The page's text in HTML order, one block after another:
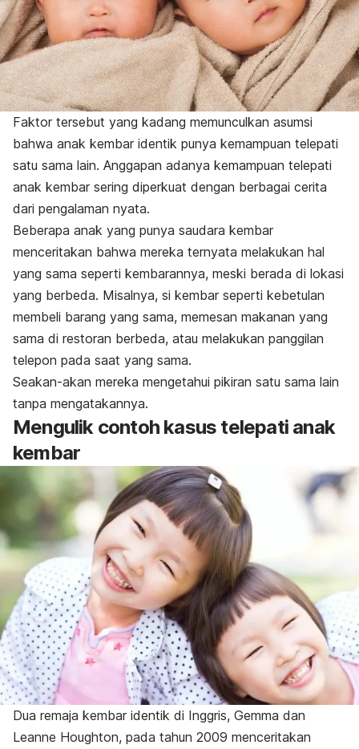
Faktor tersebut yang kadang memunculkan asumsi
bahwa anak kembar identik punya kemampuan telepati
satu sama lain. Anggapan adanya kemampuan telepati
anak kembar sering diperkuat dengan berbagai cerita
dari pengalaman nyata.
Beberapa anak yang punya saudara kembar
menceritakan bahwa mereka ternyata melakukan hal
yang sama seperti kembarannya, meski berada di lokasi
yang berbeda. Misalnya, si kembar seperti kebetulan
membeli barang yang sama, memesan makanan yang
sama di restoran berbeda, atau melakukan panggilan
telepon pada saat yang sama.
Seakan-akan mereka mengetahui pikiran satu sama lain
tanpa mengatakannya.
Mengulik contoh kasus telepati anak
kembar
Dua remaja kembar identik di Inggris, Gemma dan
Leanne Houghton, pada tahun 2009 menceritakan